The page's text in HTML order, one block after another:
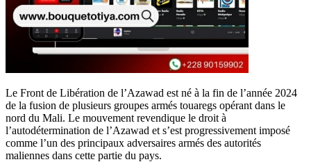
Le Front de Libération de l’Azawad est né à la fin de l’année 2024
de la fusion de plusieurs groupes armés touaregs opérant dans le
nord du Mali. Le mouvement revendique le droit à
l’autodétermination de l’Azawad et s’est progressivement imposé
comme l’un des principaux adversaires armés des autorités
maliennes dans cette partie du pays.